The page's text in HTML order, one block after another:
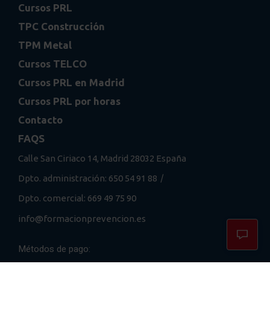
Cursos PRL
TPC Construcción
TPM Metal
Cursos TELCO
Cursos PRL en Madrid
Cursos PRL por horas
Contacto
FAQS
Calle San Ciriaco 14, Madrid 28032 España
Dpto. administración: 650 54 91 88 /
Dpto. comercial: 669 49 75 90
info@formacionprevencion.es
Métodos de pago: